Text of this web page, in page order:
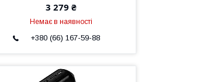
3 279 ₴
Немає в наявності
+380 (66) 167-59-88